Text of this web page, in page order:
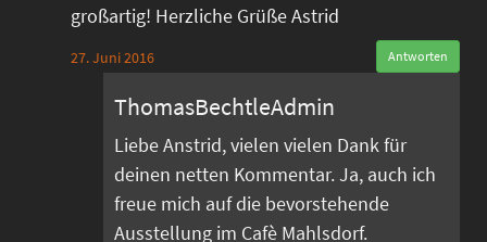
großartig! Herzliche Grüße Astrid
27. Juni 2016 Antworten
ThomasBechtleAdmin
Liebe Anstrid, vielen vielen Dank für
deinen netten Kommentar. Ja, auch ich
freue mich auf die bevorstehende
Ausstellung im Cafè Mahlsdorf.